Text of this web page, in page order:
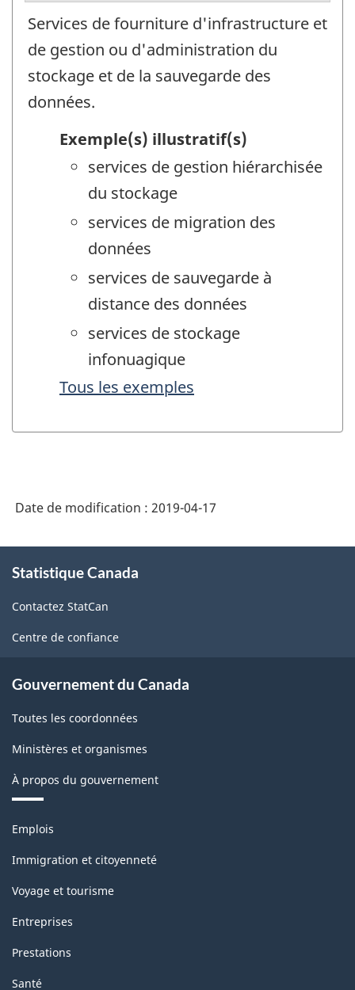
Services de fourniture d'infrastructure et
de gestion ou d'administration du
stockage et de la sauvegarde des
données.
Exemple(s) illustratif(s)
services de gestion hiérarchisée
du stockage
services de migration des
données
services de sauvegarde à
distance des données
services de stockage
infonuagique
Tous les exemples
Date de modification : 2019-04-17
propos
ce
site
Statistique Canada
Contactez StatCan
Centre de confiance
Gouvernement du Canada
Toutes les coordonnées
Ministères et organismes
À propos du gouvernement
Thèmes
sujets
Emplois
Immigration et citoyenneté
Voyage et tourisme
Entreprises
Prestations
Santé